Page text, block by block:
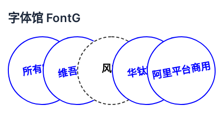
字体馆 FontG
所有字体维吾尔文 风格 华钛字库阿里平台商用